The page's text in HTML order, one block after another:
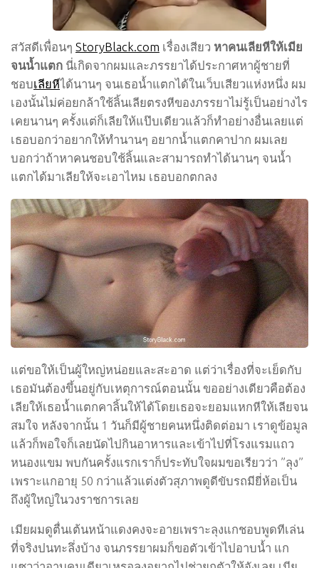
สวัสดีเพื่อนๆ StoryBlack.com เรื่องเสียว หาคนเลียหีให้เมีย
จนน้ำแตก นี่เกิดจากผมและภรรยาได้ประกาศหาผู้ชายที่
ชอบเลียหีได้นานๆ จนเธอน้ำแตกได้ในเว็บเสียวแห่งหนึ่ง ผม
เองนั้นไม่ค่อยกล้าใช้ลิ้นเลียตรงหีของภรรยาไม่รู้เป็นอย่างไร
เคยนานๆ ครั้งแต่ก็เลียให้แป๊บเดียวแล้วก็ทำอย่างอื่นเลยแต่
เธอบอกว่าอยากให้ทำนานๆ อยากน้ำแตกคาปาก ผมเลย
บอกว่าถ้าหาคนชอบใช้ลิ้นและสามารถทำได้นานๆ จนน้ำ
แตกได้มาเลียให้จะเอาไหม เธอบอกตกลง
แต่ขอให้เป็นผู้ใหญ่หน่อยและสะอาด แต่ว่าเรื่องที่จะเย็ดกับ
เธอมันต้องขึ้นอยู่กับเหตุการณ์ตอนนั้น ขออย่างเดียวคือต้อง
เลียให้เธอน้ำแตกคาลิ้นให้ได้โดยเธอจะยอมแหกหีให้เลียจน
สมใจ หลังจากนั้น 1 วันก็มีผู้ชายคนหนึ่งติดต่อมา เราดูข้อมูล
แล้วก็พอใจก็เลยนัดไปกินอาหารและเข้าไปที่โรงแรมแถว
หนองแขม พบกันครั้งแรกเราก็ประทับใจผมขอเรียวว่า ”ลุง”
เพราะแกอายุ 50 กว่าแล้วแต่งตัวสุภาพดูดีขับรถมียี่ห้อเป็น
ถึงผู้ใหญ่ในวงราชการเลย
เมียผมดูตื่นเต้นหน้าแดงคงจะอายเพราะลุงแกชอบพูดทีเล่น
ที่จริงปนทะลึ่งบ้าง จนภรรยาผมก็ขอตัวเข้าไปอาบน้ำ แก